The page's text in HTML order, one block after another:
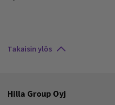
Takaisin ylös
Hilla Group Oyj